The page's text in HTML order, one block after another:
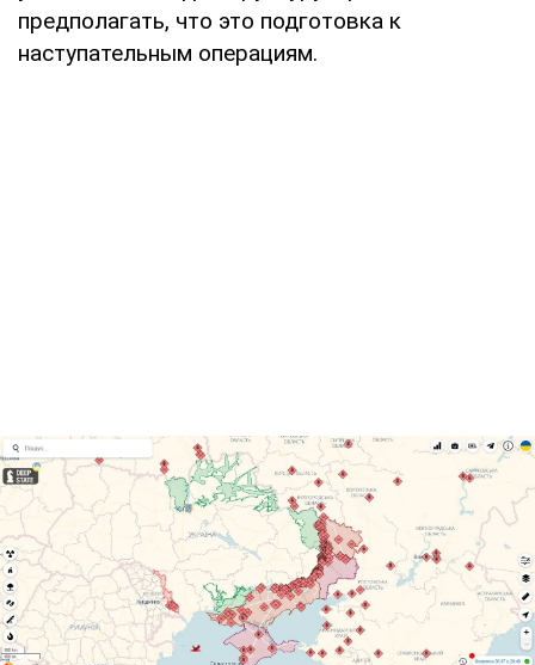
предполагать, что это подготовка к
наступательным операциям.